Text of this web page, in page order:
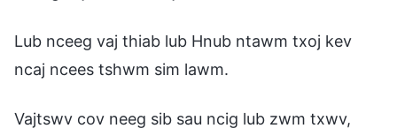
Lub nceeg vaj thiab lub Hnub ntawm txoj kev
ncaj ncees tshwm sim lawm.
Vajtswv cov neeg sib sau ncig lub zwm txwv,